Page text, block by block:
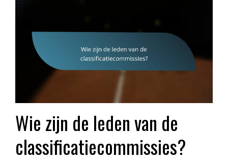
Wie zijn de leden van de
classificatiecommissies?